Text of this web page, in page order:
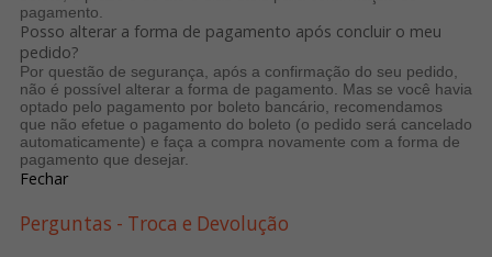
pagamento.
Posso alterar a forma de pagamento após concluir o meu
pedido?
Por questão de segurança, após a confirmação do seu pedido,
não é possível alterar a forma de pagamento. Mas se você havia
optado pelo pagamento por boleto bancário, recomendamos
que não efetue o pagamento do boleto (o pedido será cancelado
automaticamente) e faça a compra novamente com a forma de
pagamento que desejar.
Fechar
Perguntas - Troca e Devolução